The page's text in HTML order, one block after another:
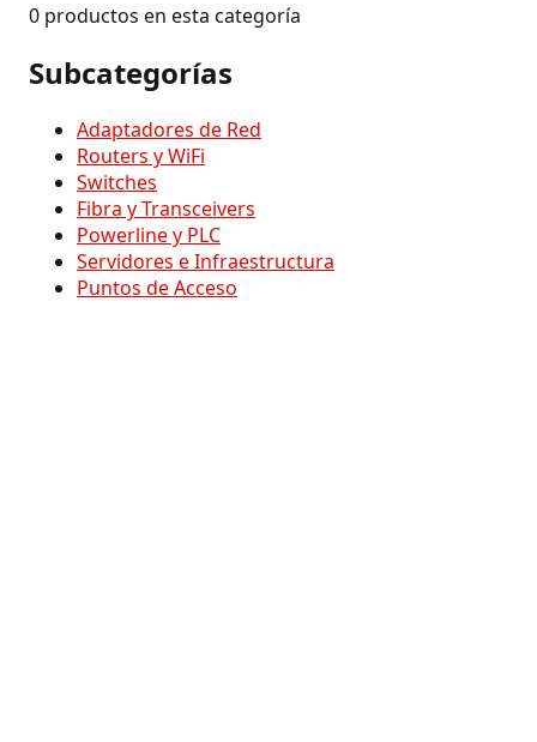
0 productos en esta categoría
Subcategorías
Adaptadores de Red
Routers y WiFi
Switches
Fibra y Transceivers
Powerline y PLC
Servidores e Infraestructura
Puntos de Acceso